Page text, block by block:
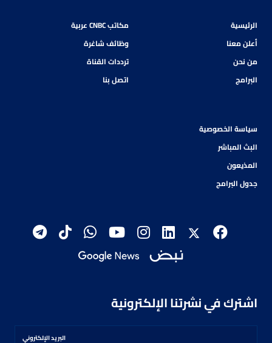
الرئيسية
أعلن معنا
من نحن
البرامج
مكاتب CNBC عربية
وظائف شاغرة
ترددات القناة
اتصل بنا
سياسة الخصوصية
البث المباشر
المذيعون
جدول البرامج
اشترك في نشرتنا الإلكترونية